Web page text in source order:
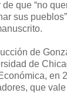
que “no
sus
de
de
en
que